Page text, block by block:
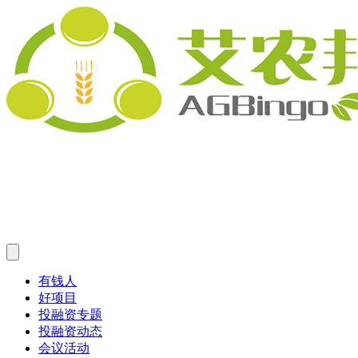
有钱人
好项目
投融资专题
投融资动态
会议活动